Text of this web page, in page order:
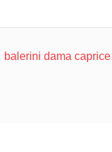
balerini dama caprice